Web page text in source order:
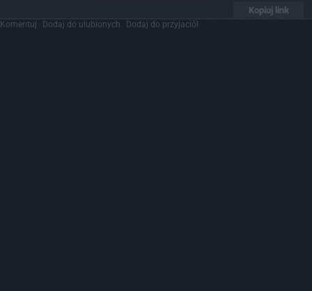
Kopiuj link
Komentuj Dodaj do ulubionych Dodaj do przyjaciół